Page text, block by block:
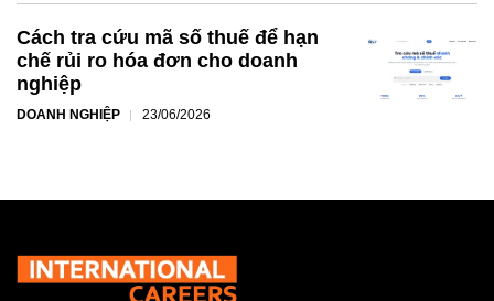
Cách tra cứu mã số thuế để hạn
chế rủi ro hóa đơn cho doanh
nghiệp
DOANH NGHIỆP 23/06/2026